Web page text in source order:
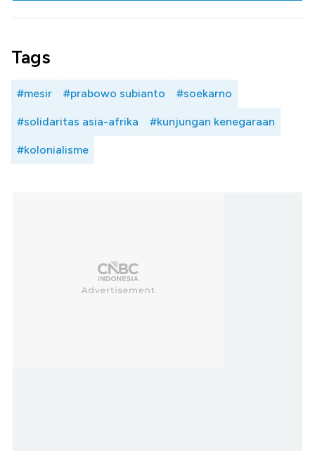
Tags
#mesir #prabowo subianto #soekarno
#solidaritas asia-afrika #kunjungan kenegaraan
#kolonialisme